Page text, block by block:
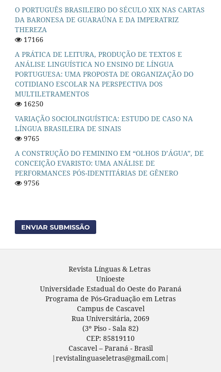
O PORTUGUÊS BRASILEIRO DO SÉCULO XIX NAS CARTAS
DA BARONESA DE GUARAÚNA E DA IMPERATRIZ
THEREZA
17166
A PRÁTICA DE LEITURA, PRODUÇÃO DE TEXTOS E
ANÁLISE LINGUÍSTICA NO ENSINO DE LÍNGUA
PORTUGUESA: UMA PROPOSTA DE ORGANIZAÇÃO DO
COTIDIANO ESCOLAR NA PERSPECTIVA DOS
MULTILETRAMENTOS
16250
VARIAÇÃO SOCIOLINGUÍSTICA: ESTUDO DE CASO NA
LÍNGUA BRASILEIRA DE SINAIS
9765
A CONSTRUÇÃO DO FEMININO EM “OLHOS D’ÁGUA”, DE
CONCEIÇÃO EVARISTO: UMA ANÁLISE DE
PERFORMANCES PÓS-IDENTITÁRIAS DE GÊNERO
9756
ENVIAR SUBMISSÃO
Revista Línguas & Letras
Unioeste
Universidade Estadual do Oeste do Paraná
Programa de Pós-Graduação em Letras
Campus de Cascavel
Rua Universitária, 2069
(3º Piso - Sala 82)
CEP: 85819110
Cascavel – Paraná - Brasil
|revistalinguaseletras@gmail.com|